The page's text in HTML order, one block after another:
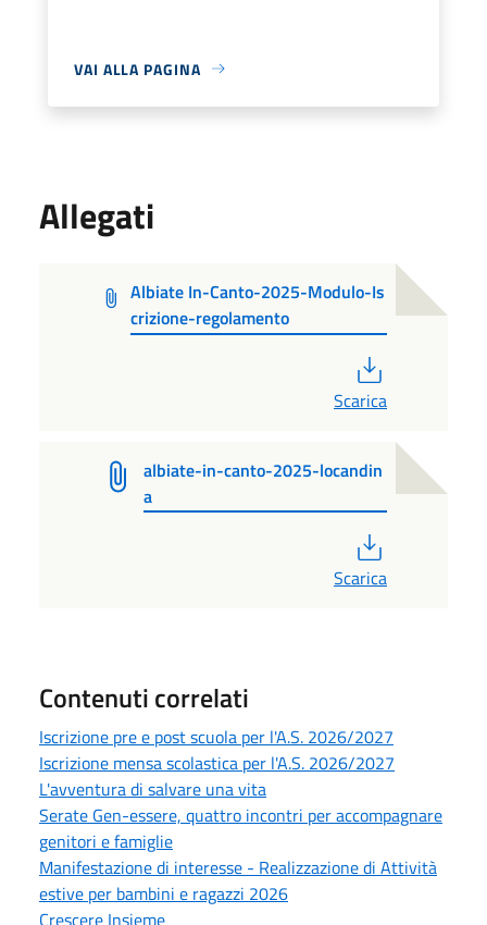
VAI ALLA PAGINA
Allegati
Albiate In-Canto-2025-Modulo-Is
crizione-regolamento
Scarica
albiate-in-canto-2025-locandin
a
Scarica
Contenuti correlati
Iscrizione pre e post scuola per l'A.S. 2026/2027
Iscrizione mensa scolastica per l'A.S. 2026/2027
L'avventura di salvare una vita
Serate Gen-essere, quattro incontri per accompagnare
genitori e famiglie
Manifestazione di interesse - Realizzazione di Attività
estive per bambini e ragazzi 2026